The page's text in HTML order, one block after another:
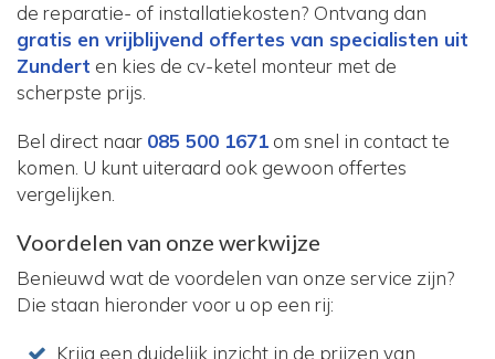
de reparatie- of installatiekosten? Ontvang dan
gratis en vrijblijvend offertes van specialisten uit
Zundert en kies de cv-ketel monteur met de
scherpste prijs.
Bel direct naar 085 500 1671 om snel in contact te
komen. U kunt uiteraard ook gewoon offertes
vergelijken.
Voordelen van onze werkwijze
Benieuwd wat de voordelen van onze service zijn?
Die staan hieronder voor u op een rij:
Krijg een duidelijk inzicht in de prijzen van